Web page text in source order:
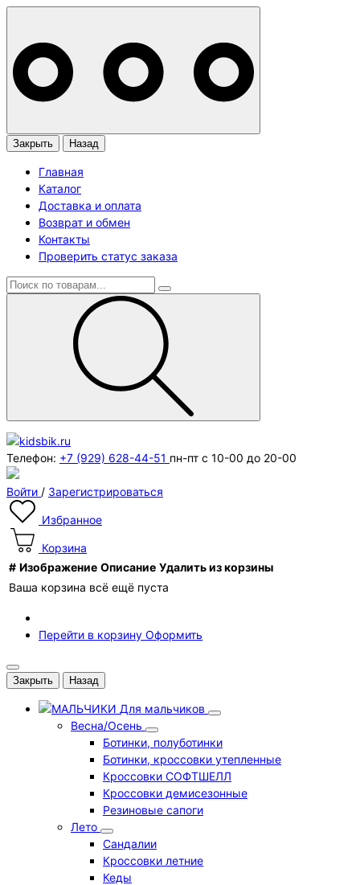
Закрыть Назад
Главная
Каталог
Доставка и оплата
Возврат и обмен
Контакты
Проверить статус заказа
Телефон: +7 (929) 628-44-51 пн-пт с 10-00 до 20-00
Войти / Зарегистрироваться
Избранное
Корзина
# Изображение Описание Удалить из корзины
Ваша корзина всё ещё пуста
Перейти в корзину Оформить
Закрыть Назад
Для мальчиков
Весна/Осень
Ботинки, полуботинки
Ботинки, кроссовки утепленные
Кроссовки СОФТШЕЛЛ
Кроссовки демисезонные
Резиновые сапоги
Лето
Cандалии
Кроссовки летние
Кеды